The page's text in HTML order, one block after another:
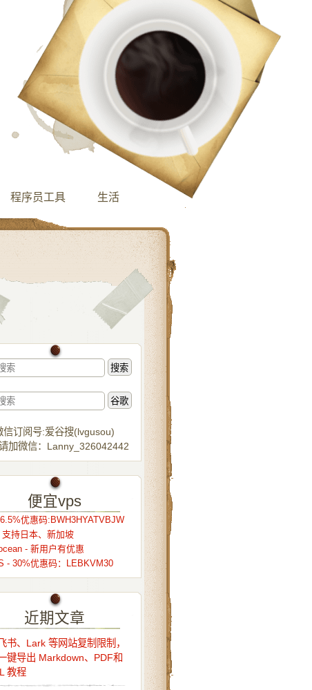
程序员工具 生活
信订阅号:爱谷搜(lvgusou)
加微信：Lanny_326042442
便宜vps
优惠码:BWH3HYATVBJW
持日本、新加坡
- 新用户有优惠
- 30%优惠码：LEBKVM30
近期文章
书、Lark 等网站复制限制，
键导出 Markdown、PDF和
教程